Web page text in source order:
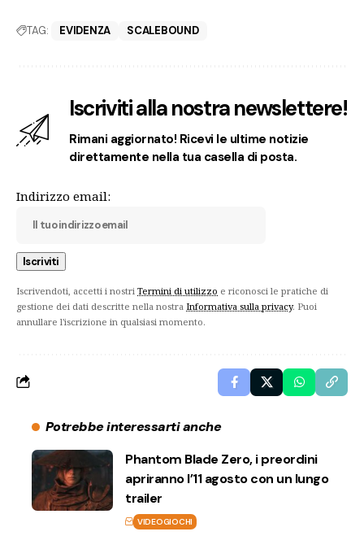
TAG: EVIDENZA SCALEBOUND
Iscriviti alla nostra newslettere!
Rimani aggiornato! Ricevi le ultime notizie
direttamente nella tua casella di posta.
Indirizzo email:
Iscrivendoti, accetti i nostri Termini di utilizzo e riconosci le pratiche di
gestione dei dati descritte nella nostra Informativa sulla privacy. Puoi
annullare l'iscrizione in qualsiasi momento.
Potrebbe interessarti anche
Phantom Blade Zero, i preordini
apriranno l’11 agosto con un lungo
trailer
VIDEOGIOCHI